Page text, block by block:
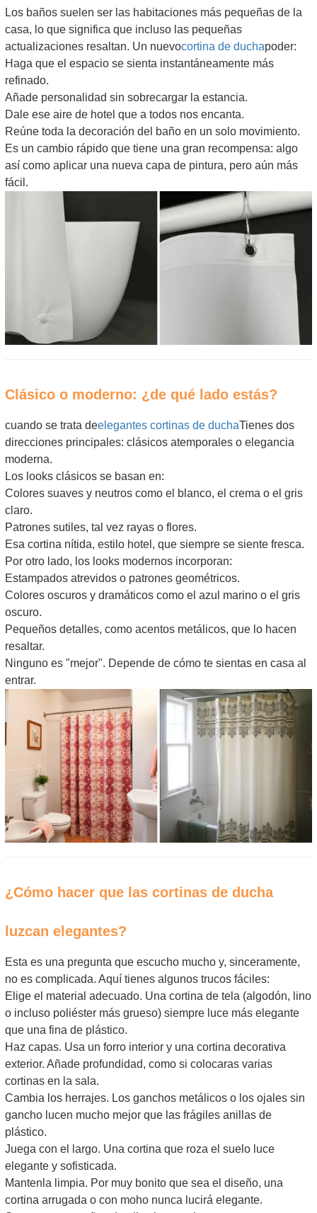
Los baños suelen ser las habitaciones más pequeñas de la
casa, lo que significa que incluso las pequeñas
actualizaciones resaltan. Un nuevocortina de duchapoder:
Haga que el espacio se sienta instantáneamente más
refinado.
Añade personalidad sin sobrecargar la estancia.
Dale ese aire de hotel que a todos nos encanta.
Reúne toda la decoración del baño en un solo movimiento.
Es un cambio rápido que tiene una gran recompensa: algo
así como aplicar una nueva capa de pintura, pero aún más
fácil.
Clásico o moderno: ¿de qué lado estás?
cuando se trata deelegantes cortinas de duchaTienes dos
direcciones principales: clásicos atemporales o elegancia
moderna.
Los looks clásicos se basan en:
Colores suaves y neutros como el blanco, el crema o el gris
claro.
Patrones sutiles, tal vez rayas o flores.
Esa cortina nítida, estilo hotel, que siempre se siente fresca.
Por otro lado, los looks modernos incorporan:
Estampados atrevidos o patrones geométricos.
Colores oscuros y dramáticos como el azul marino o el gris
oscuro.
Pequeños detalles, como acentos metálicos, que lo hacen
resaltar.
Ninguno es "mejor". Depende de cómo te sientas en casa al
entrar.
¿Cómo hacer que las cortinas de ducha
luzcan elegantes?
Esta es una pregunta que escucho mucho y, sinceramente,
no es complicada. Aquí tienes algunos trucos fáciles:
Elige el material adecuado. Una cortina de tela (algodón, lino
o incluso poliéster más grueso) siempre luce más elegante
que una fina de plástico.
Haz capas. Usa un forro interior y una cortina decorativa
exterior. Añade profundidad, como si colocaras varias
cortinas en la sala.
Cambia los herrajes. Los ganchos metálicos o los ojales sin
gancho lucen mucho mejor que las frágiles anillas de
plástico.
Juega con el largo. Una cortina que roza el suelo luce
elegante y sofisticada.
Mantenla limpia. Por muy bonito que sea el diseño, una
cortina arrugada o con moho nunca lucirá elegante.